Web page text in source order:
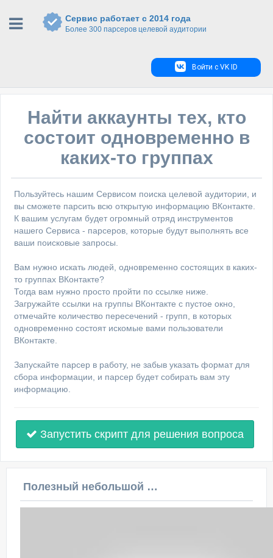
Сервис работает с 2014 года
Более 300 парсеров целевой аудитории
Войти с VK ID
Найти аккаунты тех, кто
состоит одновременно в
каких-то группах
Пользуйтесь нашим Сервисом поиска целевой аудитории, и
вы сможете парсить всю открытую информацию ВКонтакте.
К вашим услугам будет огромный отряд инструментов
нашего Сервиса - парсеров, которые будут выполнять все
ваши поисковые запросы.
Вам нужно искать людей, одновременно состоящих в каких-
то группах ВКонтакте?
Тогда вам нужно просто пройти по ссылке ниже.
Загружайте ссылки на группы ВКонтакте с пустое окно,
отмечайте количество пересечений - групп, в которых
одновременно состоят искомые вами пользователи
ВКонтакте.
Запускайте парсер в работу, не забыв указать формат для
сбора информации, и парсер будет собирать вам эту
информацию.
Запустить скрипт для решения вопроса
Полезный небольшой видеоурок по этой теме